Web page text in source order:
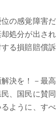
の感覚障害
処分が出され
る損賠賠償
決を！－最
、国民に賛
ように、す